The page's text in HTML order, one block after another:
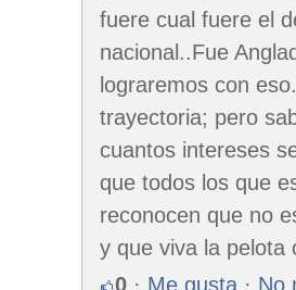
fuere cual fuere el
nacional..Fue
lograremos con
trayectoria; pero
cuantos intereses
que todos los que
reconocen que no
y que viva la pelota
0 · Me gusta · No